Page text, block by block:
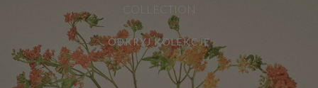
COLLECTION
ODKRYJ KOLEKCJĘ